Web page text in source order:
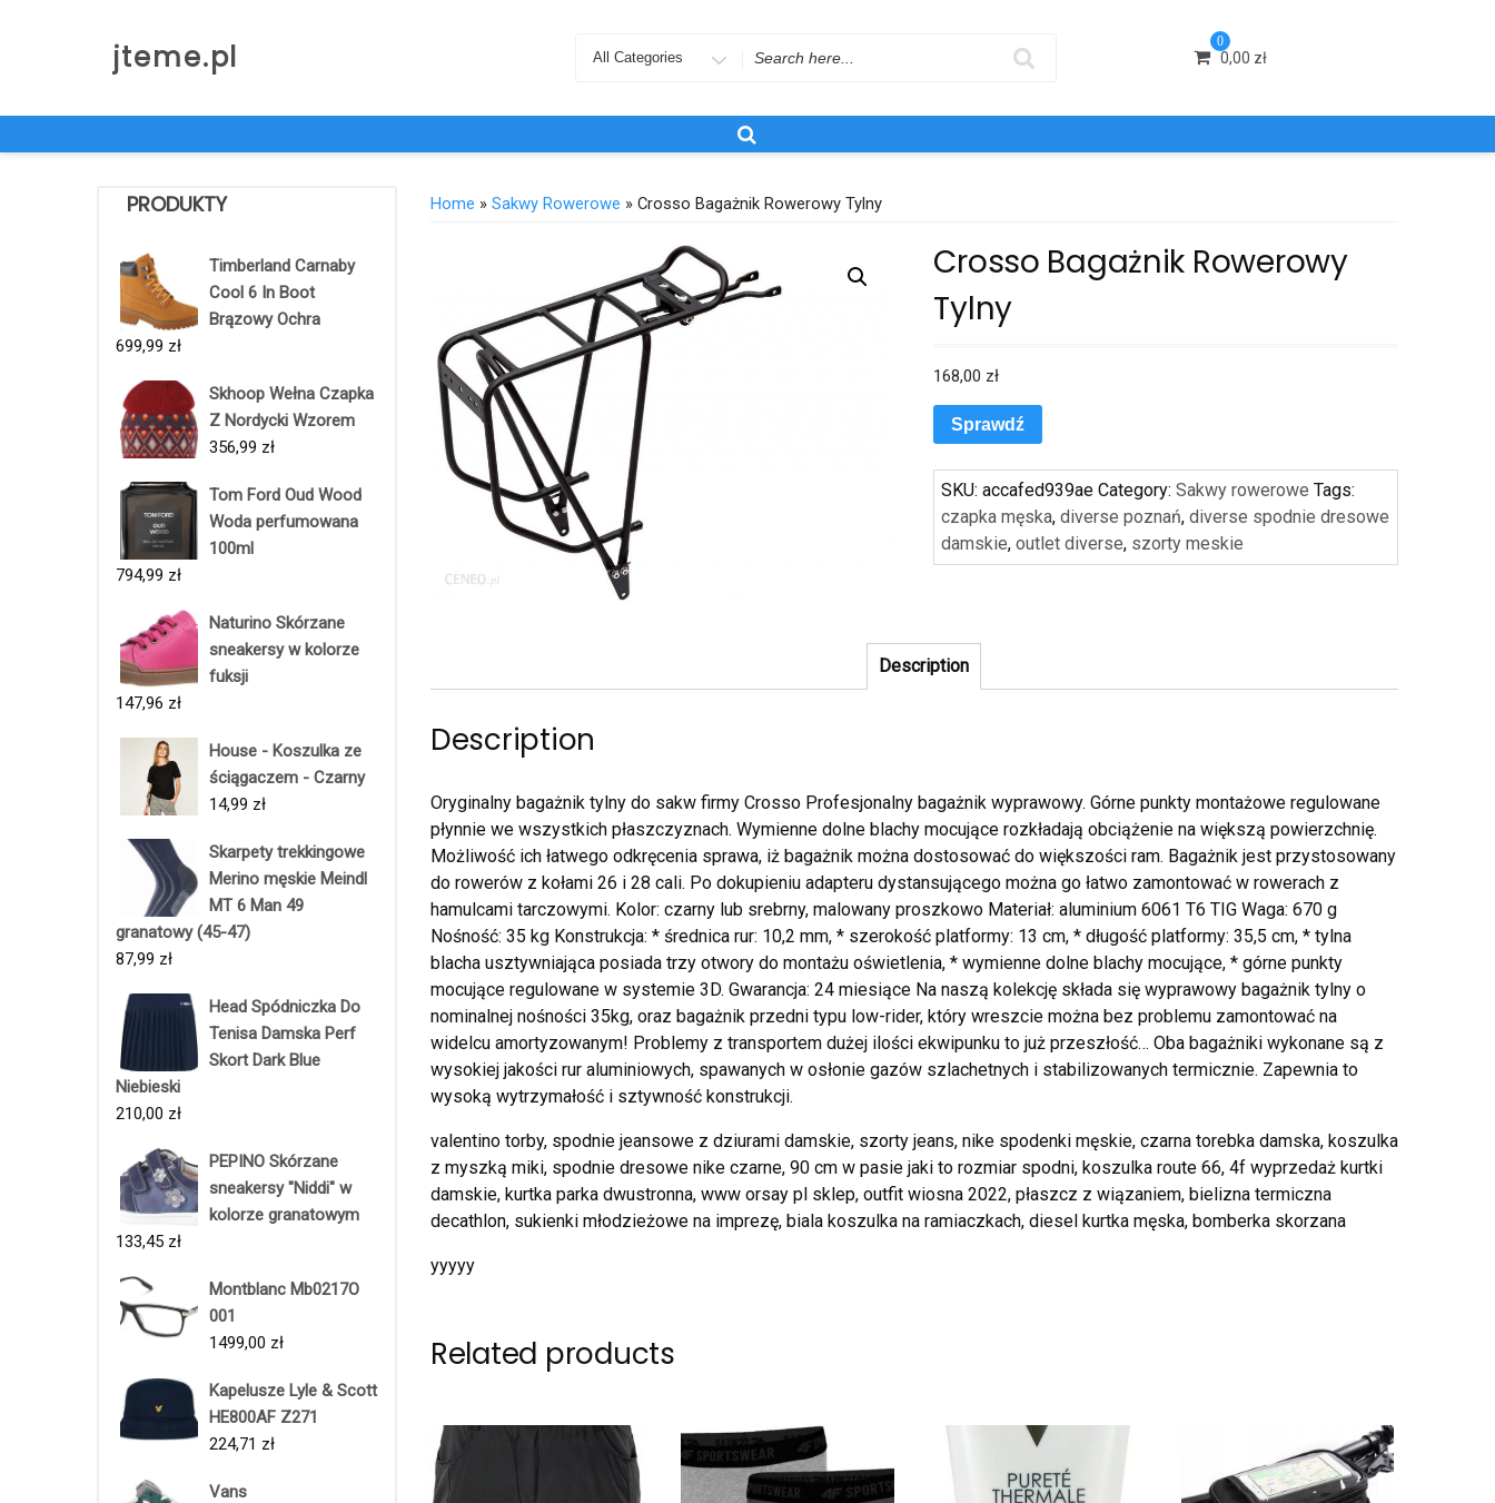
jteme.pl
Search
0
0,00 zł
PRODUKTY
Timberland Carnaby
Cool 6 In Boot
Brązowy Ochra
699,99 zł
Skhoop Wełna Czapka
Z Nordycki Wzorem
356,99 zł
Tom Ford Oud Wood
Woda perfumowana
100ml
794,99 zł
Naturino Skórzane
sneakersy w kolorze
fuksji
147,96 zł
House - Koszulka ze
ściągaczem - Czarny
14,99 zł
Skarpety trekkingowe
Merino męskie Meindl
MT 6 Man 49
granatowy (45-47)
87,99 zł
Head Spódniczka Do
Tenisa Damska Perf
Skort Dark Blue
Niebieski
210,00 zł
PEPINO Skórzane
sneakersy "Niddi" w
kolorze granatowym
133,45 zł
Montblanc Mb0217O
001
1499,00 zł
Kapelusze Lyle & Scott
HE800AF Z271
224,71 zł
Vans
Home » Sakwy Rowerowe » Crosso Bagażnik Rowerowy Tylny
Crosso Bagażnik Rowerowy
Tylny
168,00 zł
Sprawdź
SKU:accafed939ae Category:Sakwy rowerowe Tags:
czapka męska,diverse poznań,diverse spodnie dresowe
damskie,outlet diverse, szorty meskie
Description
Description
Oryginalny bagażnik tylny do sakw firmy Crosso Profesjonalny bagażnik wyprawowy. Górne punkty montażowe regulowane
płynnie we wszystkich płaszczyznach. Wymienne dolne blachy mocujące rozkładają obciążenie na większą powierzchnię.
Możliwość ich łatwego odkręcenia sprawa, iż bagażnik można dostosować do większości ram. Bagażnik jest przystosowany
do rowerów z kołami 26 i 28 cali. Po dokupieniu adapteru dystansującego można go łatwo zamontować w rowerach z
hamulcami tarczowymi. Kolor: czarny lub srebrny, malowany proszkowo Materiał: aluminium 6061 T6 TIG Waga: 670 g
Nośność: 35 kg Konstrukcja: * średnica rur: 10,2 mm, * szerokość platformy: 13 cm, * długość platformy: 35,5 cm, * tylna
blacha usztywniająca posiada trzy otwory do montażu oświetlenia, * wymienne dolne blachy mocujące, * górne punkty
mocujące regulowane w systemie 3D. Gwarancja: 24 miesiące Na naszą kolekcję składa się wyprawowy bagażnik tylny o
nominalnej nośności 35kg, oraz bagażnik przedni typu low-rider, który wreszcie można bez problemu zamontować na
widelcu amortyzowanym! Problemy z transportem dużej ilości ekwipunku to już przeszłość… Oba bagażniki wykonane są z
wysokiej jakości rur aluminiowych, spawanych w osłonie gazów szlachetnych i stabilizowanych termicznie. Zapewnia to
wysoką wytrzymałość i sztywność konstrukcji.
valentino torby, spodnie jeansowe z dziurami damskie, szorty jeans, nike spodenki męskie, czarna torebka damska, koszulka
z myszką miki, spodnie dresowe nike czarne, 90 cm w pasie jaki to rozmiar spodni, koszulka route 66, 4f wyprzedaż kurtki
damskie, kurtka parka dwustronna, www orsay pl sklep, outfit wiosna 2022, płaszcz z wiązaniem, bielizna termiczna
decathlon, sukienki młodzieżowe na imprezę, biala koszulka na ramiaczkach, diesel kurtka męska, bomberka skorzana
yyyyy
Related products